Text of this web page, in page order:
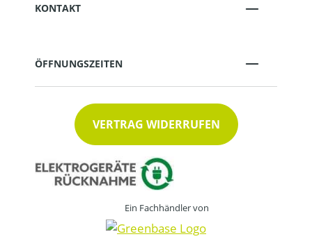
KONTAKT
ÖFFNUNGSZEITEN
VERTRAG WIDERRUFEN
Ein Fachhändler von